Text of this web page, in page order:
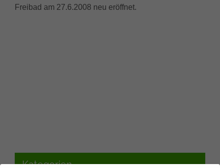
Freibad am 27.6.2008 neu eröffnet.
Kategorien